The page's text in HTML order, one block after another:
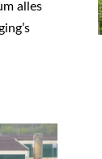
alles